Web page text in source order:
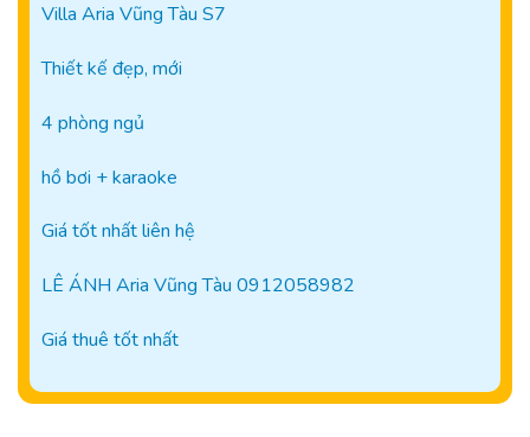
Villa Aria Vũng Tàu S7
Thiết kế đẹp, mới
4 phòng ngủ
hồ bơi + karaoke
Giá tốt nhất liên hệ
LÊ ÁNH Aria Vũng Tàu 0912058982
Giá thuê tốt nhất